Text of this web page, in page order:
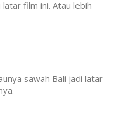
film ini. Atau lebih
sawah Bali jadi latar